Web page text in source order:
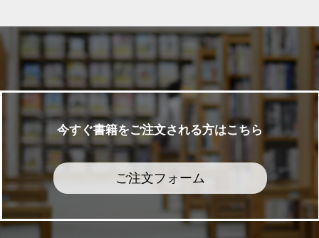
今すぐ書籍をご注文される方はこちら
ご注文フォーム